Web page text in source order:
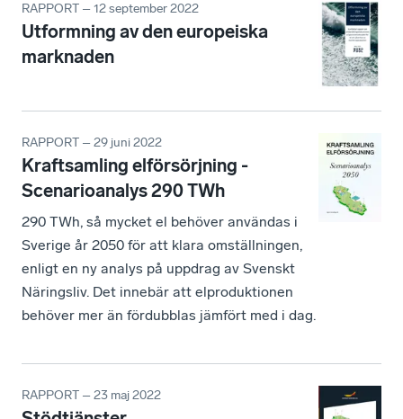
RAPPORT – 12 september 2022
Utformning av den europeiska
marknaden
RAPPORT – 29 juni 2022
Kraftsamling elförsörjning -
Scenarioanalys 290 TWh
290 TWh, så mycket el behöver användas i
Sverige år 2050 för att klara omställningen,
enligt en ny analys på uppdrag av Svenskt
Näringsliv. Det innebär att elproduktionen
behöver mer än fördubblas jämfört med i dag.
RAPPORT – 23 maj 2022